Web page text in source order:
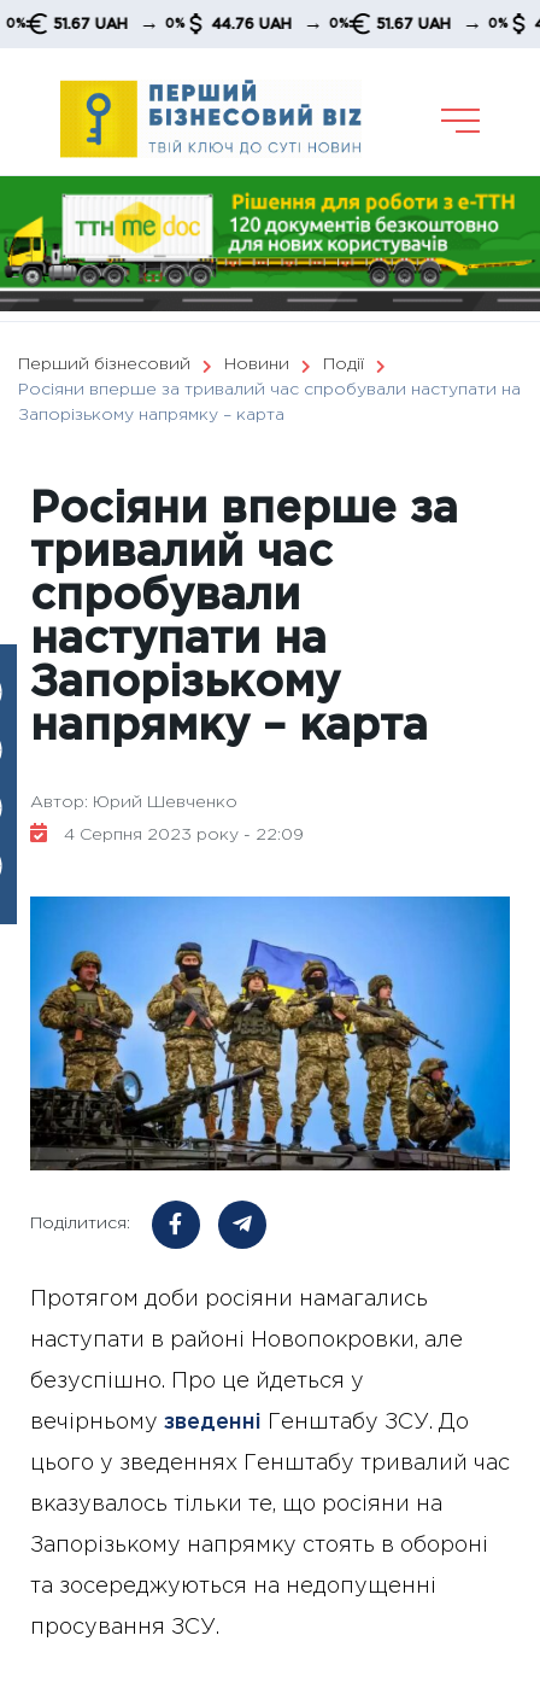
Skip
51.67 UAH → 0% 44.76 UAH → 0% 51.67 UAH → 0% 44.76
Перший бізнесовий Новини
Події
Росіяни вперше за тривалий час спробували наступати на
Запорізькому напрямку – карта
Росіяни вперше за
тривалий час
спробували
наступати на
Запорізькому
напрямку – карта
Автор: Юрий Шевченко
4 Серпня 2023 року - 22:09
Поділитися:
Протягом доби росіяни намагались
наступати в районі Новопокровки, але
безуспішно. Про це йдеться у
вечірньому зведенні Генштабу ЗСУ. До
цього у зведеннях Генштабу тривалий час
вказувалось тільки те, що росіяни на
Запорізькому напрямку стоять в обороні
та зосереджуються на недопущенні
просування ЗСУ.